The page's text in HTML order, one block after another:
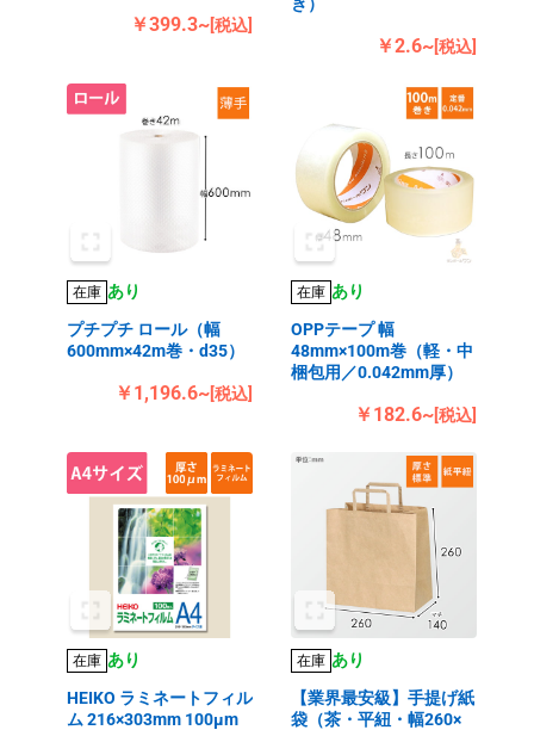
￥399.3~[税込]
￥2.6~[税込]
在庫 あり
プチプチ ロール（幅
600mm×42m巻・d35）
￥1,196.6~[税込]
在庫 あり
OPPテープ 幅
48mm×100m巻（軽・中
梱包用／0.042mm厚）
￥182.6~[税込]
在庫 あり
HEIKO ラミネートフィル
ム 216×303mm 100μm
在庫 あり
【業界最安級】手提げ紙
袋（茶・平紐・幅260×